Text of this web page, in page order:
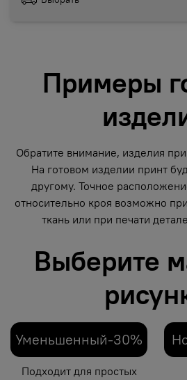
Примеры
Обратите внимание, изделия
На готовом изделии принт
другому. Точное
относительно кроя возможно
ткань или при печати
Выберите
Уменьшенный-30%
Подходит для простых